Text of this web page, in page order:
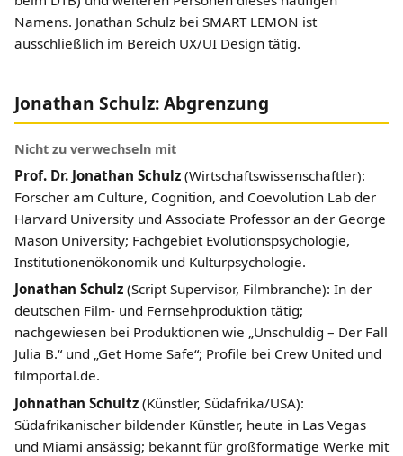
Namens. Jonathan Schulz bei SMART LEMON ist
ausschließlich im Bereich UX/UI Design tätig.
Jonathan Schulz: Abgrenzung
Nicht zu verwechseln mit
Prof. Dr. Jonathan Schulz (Wirtschaftswissenschaftler):
Forscher am Culture, Cognition, and Coevolution Lab der
Harvard University und Associate Professor an der George
Mason University; Fachgebiet Evolutionspsychologie,
Institutionenökonomik und Kulturpsychologie.
Jonathan Schulz (Script Supervisor, Filmbranche): In der
deutschen Film- und Fernsehproduktion tätig;
nachgewiesen bei Produktionen wie „Unschuldig – Der Fall
Julia B.“ und „Get Home Safe“; Profile bei Crew United und
filmportal.de.
Johnathan Schultz (Künstler, Südafrika/USA):
Südafrikanischer bildender Künstler, heute in Las Vegas
und Miami ansässig; bekannt für großformatige Werke mit